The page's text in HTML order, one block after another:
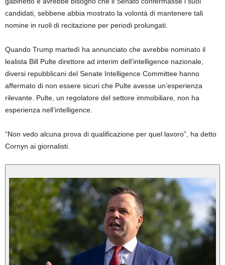
candidati, sebbene abbia mostrato la volontà di mantenere tali
nomine in ruoli di recitazione per periodi prolungati.
Quando Trump martedì ha annunciato che avrebbe nominato il
lealista Bill Pulte direttore ad interim dell’intelligence nazionale,
diversi repubblicani del Senate Intelligence Committee hanno
affermato di non essere sicuri che Pulte avesse un’esperienza
rilevante. Pulte, un regolatore del settore immobiliare, non ha
esperienza nell’intelligence.
“Non vedo alcuna prova di qualificazione per quel lavoro”, ha detto
Cornyn ai giornalisti.